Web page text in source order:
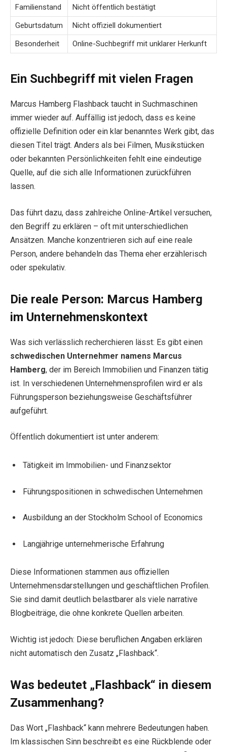
Familienstand
Nicht öffentlich bestätigt
Geburtsdatum
Nicht offiziell dokumentiert
Besonderheit
Online-Suchbegriff mit unklarer Herkunft
Ein Suchbegriff mit vielen Fragen
Marcus Hamberg Flashback taucht in Suchmaschinen
immer wieder auf. Auffällig ist jedoch, dass es keine
offizielle Definition oder ein klar benanntes Werk gibt, das
diesen Titel trägt. Anders als bei Filmen, Musikstücken
oder bekannten Persönlichkeiten fehlt eine eindeutige
Quelle, auf die sich alle Informationen zurückführen
lassen.
Das führt dazu, dass zahlreiche Online-Artikel versuchen,
den Begriff zu erklären – oft mit unterschiedlichen
Ansätzen. Manche konzentrieren sich auf eine reale
Person, andere behandeln das Thema eher erzählerisch
oder spekulativ.
Die reale Person: Marcus Hamberg
im Unternehmenskontext
Was sich verlässlich recherchieren lässt: Es gibt einen
schwedischen Unternehmer namens Marcus
Hamberg, der im Bereich Immobilien und Finanzen tätig
ist. In verschiedenen Unternehmensprofilen wird er als
Führungsperson beziehungsweise Geschäftsführer
aufgeführt.
Öffentlich dokumentiert ist unter anderem:
Tätigkeit im Immobilien- und Finanzsektor
Führungspositionen in schwedischen Unternehmen
Ausbildung an der Stockholm School of Economics
Langjährige unternehmerische Erfahrung
Diese Informationen stammen aus offiziellen
Unternehmensdarstellungen und geschäftlichen Profilen.
Sie sind damit deutlich belastbarer als viele narrative
Blogbeiträge, die ohne konkrete Quellen arbeiten.
Wichtig ist jedoch: Diese beruflichen Angaben erklären
nicht automatisch den Zusatz „Flashback“.
Was bedeutet „Flashback“ in diesem
Zusammenhang?
Das Wort „Flashback“ kann mehrere Bedeutungen haben.
Im klassischen Sinn beschreibt es eine Rückblende oder